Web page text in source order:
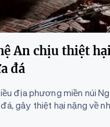
An chịu thiệt
đá
địa phương miền núi
gây thiệt hại nặng về